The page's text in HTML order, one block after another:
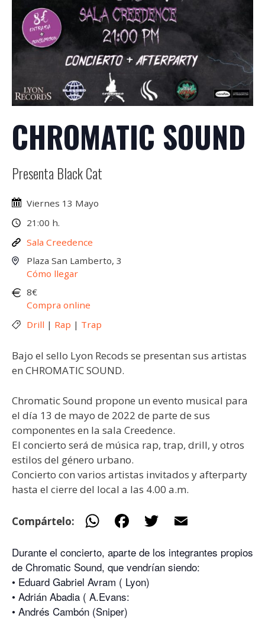
CHROMATIC SOUND
Presenta Black Cat
Viernes 13 Mayo
21:00 h.
Sala Creedence
Plaza San Lamberto, 3
Cómo llegar
8€
Compra online
Drill | Rap | Trap
Bajo el sello Lyon Recods se presentan sus artistas
en CHROMATIC SOUND.
Chromatic Sound propone un evento musical para
el día 13 de mayo de 2022 de parte de sus
componentes en la sala Creedence.
El concierto será de música rap, trap, drill, y otros
estilos del género urbano.
Concierto con varios artistas invitados y afterparty
hasta el cierre del local a las 4.00 a.m.
Compártelo: W
at
s
A
p
e
b
o
itt
er
ai
l
Durante el concierto, aparte de los integrantes propios
de Chromatic Sound, que vendrían siendo:
• Eduard Gabriel Avram ( Lyon)
• Adrián Abadia ( A.Evans:
• Andrés Cambón (Sniper)